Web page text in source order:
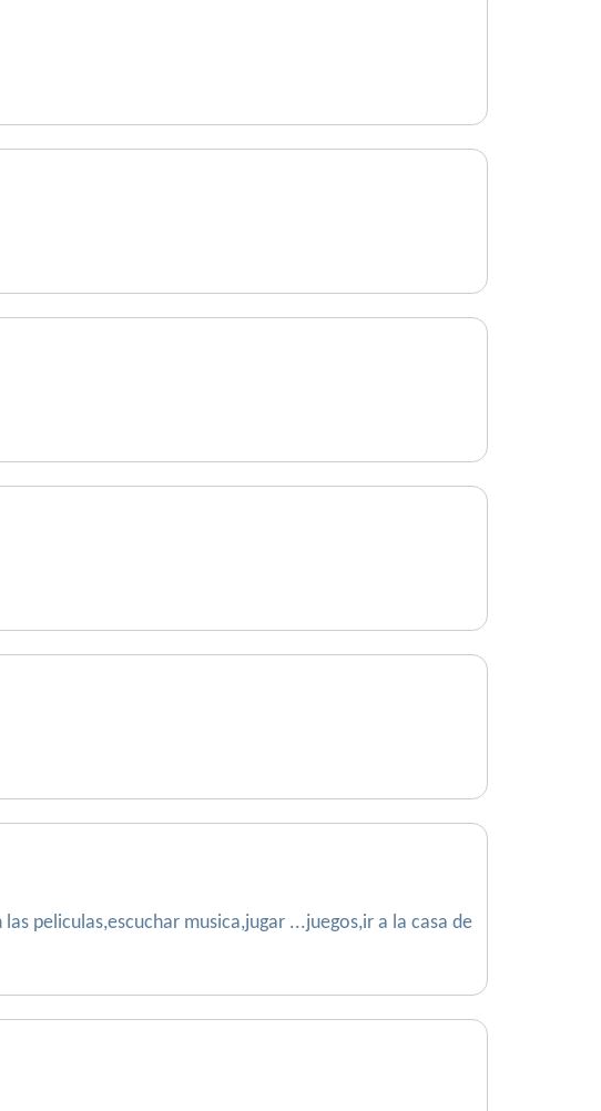
peliculas,escuchar musica,jugar ...juegos,ir a la casa de